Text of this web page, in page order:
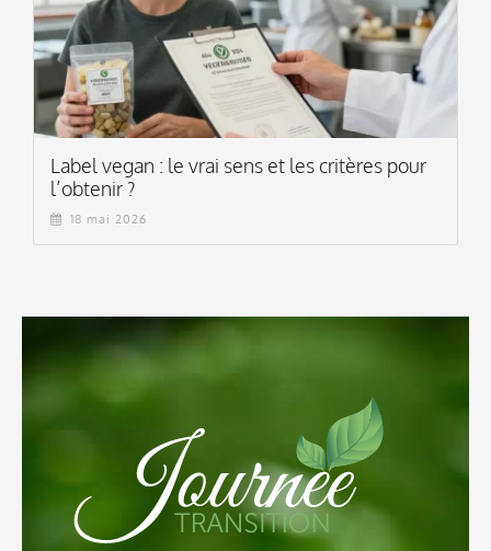
Label vegan : le vrai sens et les critères pour
l’obtenir ?
18 mai 2026